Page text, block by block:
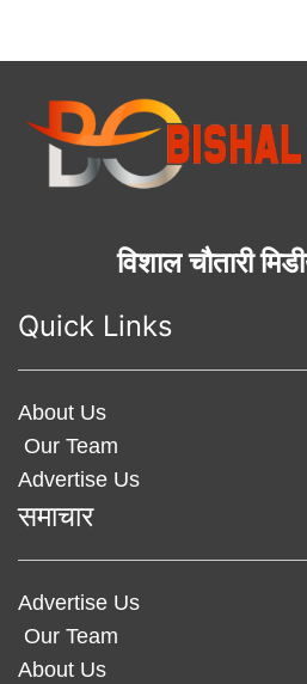
विशाल चौतारी
Quick Links
About Us
Our Team
Advertise Us
समाचार
Advertise Us
Our Team
About Us